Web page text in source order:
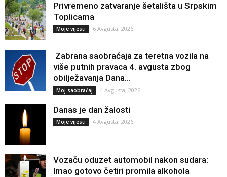
Privremeno zatvaranje šetališta u Srpskim
Toplicama
Moje vijesti 6 Avgusta, 2026
Zabrana saobraćaja za teretna vozila na
više putnih pravaca 4. avgusta zbog
obilježavanja Dana...
Moj saobraćaj 4 Avgusta, 2026
Danas je dan žalosti
Moje vijesti 4 Avgusta, 2026
Vozaču oduzet automobil nakon sudara:
Imao gotovo četiri promila alkohola